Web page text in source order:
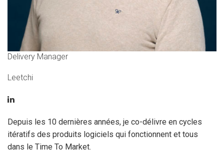
Delivery Manager
Leetchi
Depuis les 10 dernières années, je co-délivre en cycles
itératifs des produits logiciels qui fonctionnent et tous
dans le Time To Market.